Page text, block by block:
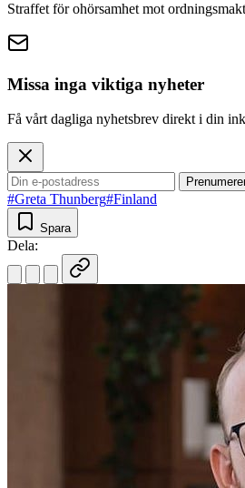
Straffet för ohörsamhet mot
Missa inga viktiga nyheter
Få vårt dagliga nyhetsbrev direkt i din
#Greta Thunberg#Finland
Spara
Dela: